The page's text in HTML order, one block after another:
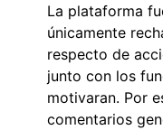
La plataforma
únicamente
respecto de
junto con los
motivaran. Por
comentarios